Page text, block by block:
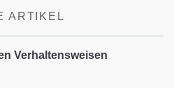
ARTIKEL
Verhaltensweisen